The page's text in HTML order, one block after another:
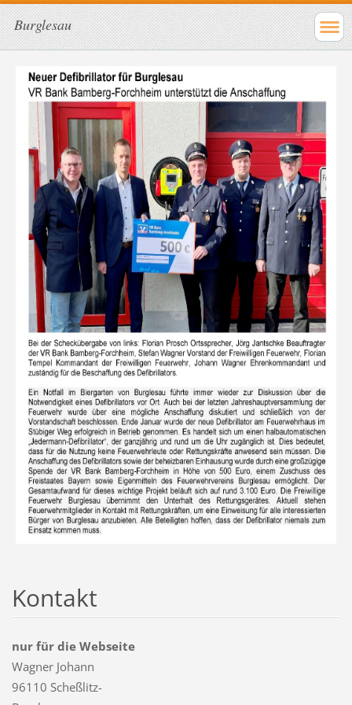
Burglesau
Kontakt
nur für die Webseite
Wagner Johann
96110 Scheßlitz-